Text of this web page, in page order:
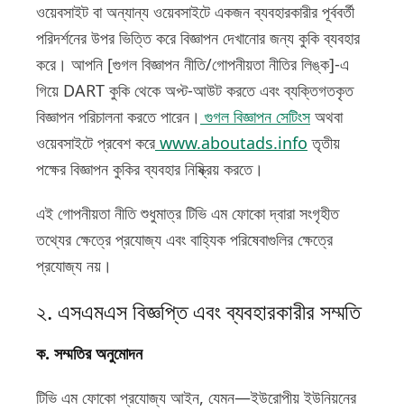
ওয়েবসাইট বা অন্যান্য ওয়েবসাইটে একজন ব্যবহারকারীর পূর্ববর্তী
পরিদর্শনের উপর ভিত্তি করে বিজ্ঞাপন দেখানোর জন্য কুকি ব্যবহার
করে। আপনি [গুগল বিজ্ঞাপন নীতি/গোপনীয়তা নীতির লিঙ্ক]-এ
গিয়ে DART কুকি থেকে অপ্ট-আউট করতে এবং ব্যক্তিগতকৃত
বিজ্ঞাপন পরিচালনা করতে পারেন। গুগল বিজ্ঞাপন সেটিংসঅথবা
ওয়েবসাইটে প্রবেশ করে www.aboutads.info তৃতীয়
পক্ষের বিজ্ঞাপন কুকির ব্যবহার নিষ্ক্রিয় করতে।
এই গোপনীয়তা নীতি শুধুমাত্র টিভি এম ফোকো দ্বারা সংগৃহীত
তথ্যের ক্ষেত্রে প্রযোজ্য এবং বাহ্যিক পরিষেবাগুলির ক্ষেত্রে
প্রযোজ্য নয়।
২. এসএমএস বিজ্ঞপ্তি এবং ব্যবহারকারীর সম্মতি
ক. সম্মতির অনুমোদন
টিভি এম ফোকো প্রযোজ্য আইন, যেমন—ইউরোপীয় ইউনিয়নের